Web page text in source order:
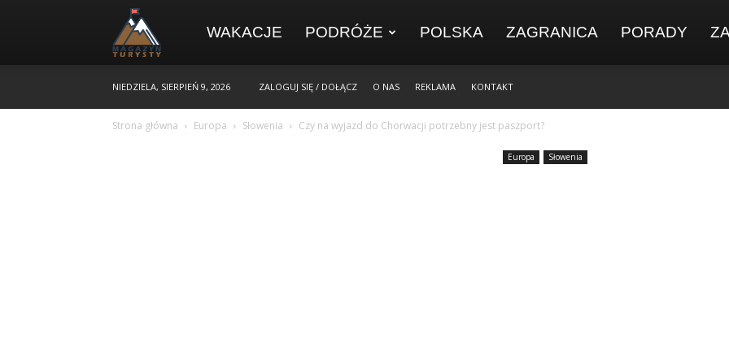
WAKACJE PODRÓŻE POLSKA ZAGRANICA PORADY
NIEDZIELA, SIERPIEŃ 9, 2026 ZALOGUJ SIĘ / DOŁĄCZ O NAS REKLAMA KONTAKT
Strona główna Europa Słowenia Czy na wyjazd do Chorwacji potrzebny jest paszport?
Europa Słowenia